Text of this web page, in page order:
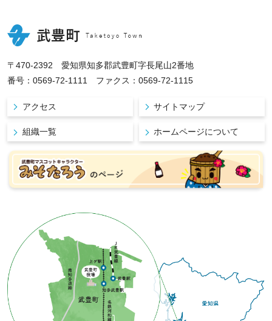
〒470-2392 愛知県知多郡武豊町字長尾山2番地
番号：0569-72-1111 ファクス：0569-72-1115
アクセス サイトマップ
組織一覧 ホームページについて